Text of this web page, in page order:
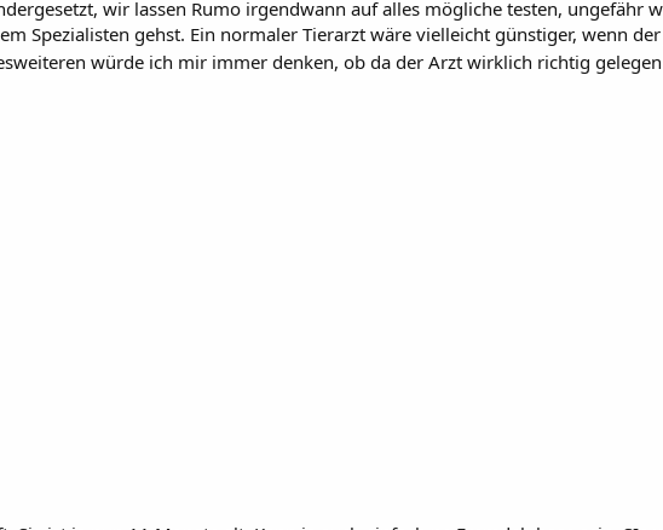
wir lassen Rumo irgendwann auf alles mögliche testen, ungefähr
Spezialisten gehst. Ein normaler Tierarzt wäre vielleicht günstiger, wenn
würde ich mir immer denken, ob da der Arzt wirklich richtig